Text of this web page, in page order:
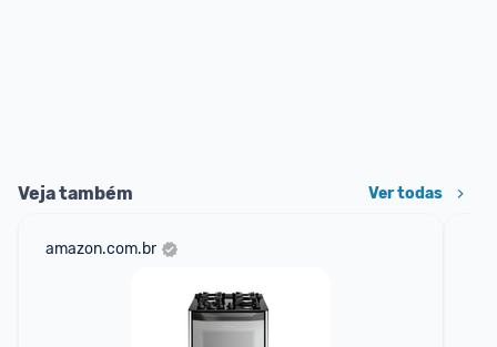
Veja também Ver todas
amazon.com.br